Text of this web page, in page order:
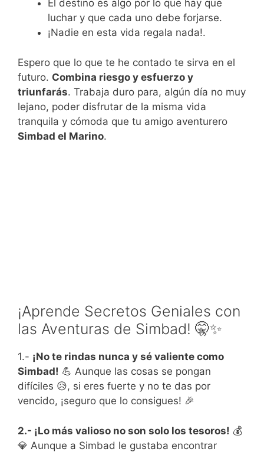
El destino es algo por lo que hay que
luchar y que cada uno debe forjarse.
¡Nadie en esta vida regala nada!.
Espero que lo que te he contado te sirva en el
futuro. Combina riesgo y esfuerzo y
triunfarás. Trabaja duro para, algún día no muy
lejano, poder disfrutar de la misma vida
tranquila y cómoda que tu amigo aventurero
Simbad el Marino.
¡Aprende Secretos Geniales con
las Aventuras de Simbad! 🤫✨
1.- ¡No te rindas nunca y sé valiente como
Simbad! 💪 Aunque las cosas se pongan
difíciles 😥, si eres fuerte y no te das por
vencido, ¡seguro que lo consigues! 🎉
2.- ¡Lo más valioso no son solo los tesoros! 💰
💎 Aunque a Simbad le gustaba encontrar